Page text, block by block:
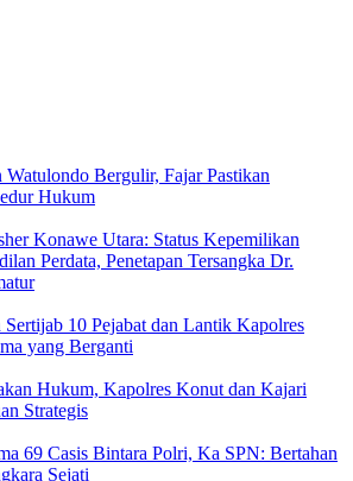
Watulondo Bergulir, Fajar Pastikan
Hukum
Konawe Utara: Status Kepemilikan
Perdata, Penetapan Tersangka Dr.
10 Pejabat dan Lantik Kapolres
yang Berganti
Hukum, Kapolres Konut dan Kajari
Strategis
69 Casis Bintara Polri, Ka SPN: Bertahan
Sejati